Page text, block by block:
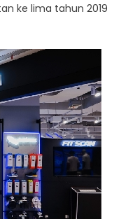
ke lima tahun 2019